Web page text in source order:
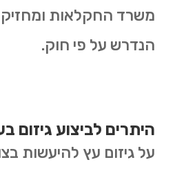
משרד החקלאות ומחזיק
הנדרש על פי חוק.
היתרים לביצוע גיזום
על גיזום עץ להיעשות